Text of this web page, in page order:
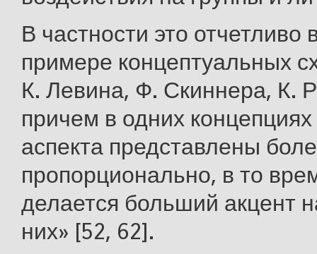
В частности это отчетливо
примере концептуальных
К. Левина, Ф. Скиннера, К.
причем в одних
аспекта представлены
пропорционально, в то
делается больший акцент
них» [52, 62].